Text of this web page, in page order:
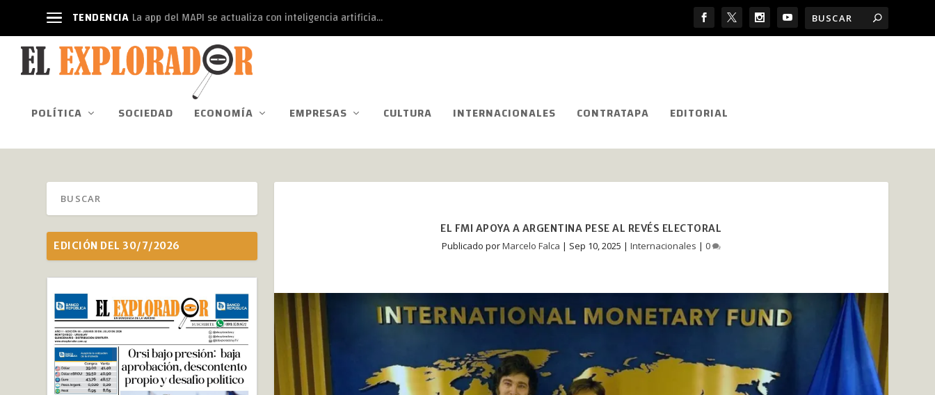
TENDENCIA La app del MAPI se actualiza con inteligencia artificia...
POLÍTICA SOCIEDAD ECONOMÍA EMPRESAS CULTURA INTERNACIONALES CONTRATAPA EDITORIAL
EL FMI APOYA A ARGENTINA PESE AL REVÉS ELECTORAL
Publicado porMarcelo Falca | Sep 10, 2025 | Internacionales | 0
EDICIÓN DEL 30/7/2026